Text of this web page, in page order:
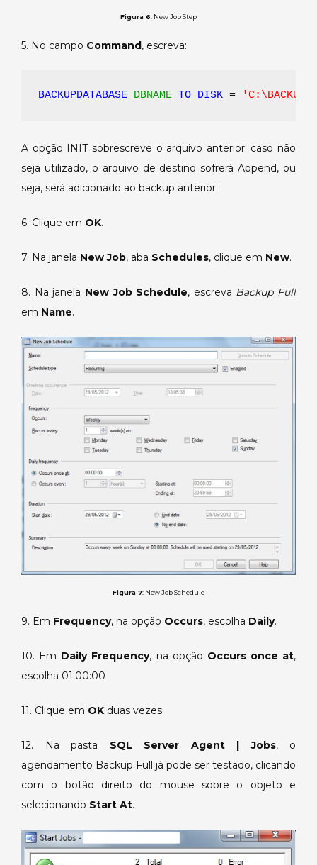
Figura 6: New Job Step
5. No campo Command , escreva:
BACKUPDATABASE DBNAME TO DISK =
A opção INIT sobrescreve o arquivo anterior; caso não
seja utilizado, o arquivo de destino sofrerá Append, ou
seja, será adicionado ao backup anterior.
6. Clique em OK.
7. Na janela New Job, aba Schedules, clique em New.
8. Na janela New Job Schedule, escreva Backup Full
em Name.
Figura 7: New Job Schedule
9. Em Frequency, na opção Occurs, escolha Daily.
10. Em Daily Frequency, na opção Occurs once at,
escolha 01:00:00
11. Clique em OK duas vezes.
12. Na pasta SQL Server Agent | Jobs, o
agendamento Backup Full já pode ser testado, clicando
com o botão direito do mouse sobre o objeto e
selecionando Start At.